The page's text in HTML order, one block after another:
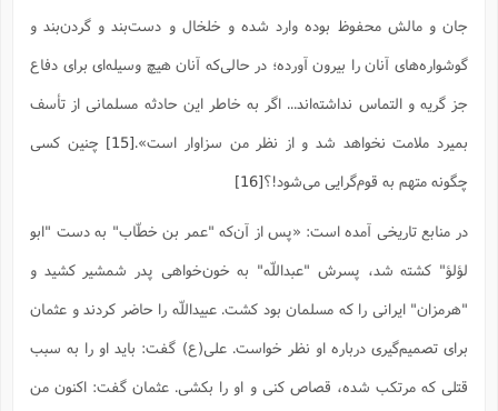
جان و مالش محفوظ بوده وارد شده و خلخال و دست‌بند و گردن‌بند و
گوشواره‌های آنان را بیرون آورده؛ در حالی‌که آنان هیچ وسیله‌ای برای دفاع
جز گریه و التماس نداشته‌اند... اگر به خاطر این حادثه مسلمانی از تأسف
بمیرد ملامت نخواهد شد و از نظر من سزاوار است».[15]
چنین کسی
چگونه متهم به قوم‌گرایی می‌شود!؟[16]
در منابع تاریخی آمده است: «پس از آن‌که "عمر بن خطّاب" به دست "ابو
لؤلؤ" کشته شد، پسرش "عبداللّه" به خون‌خواهى پدر شمشیر کشید و
"هرمزان" ایرانى را که مسلمان بود کشت. عبیداللّه را حاضر کردند و عثمان
براى تصمیم‌گیرى درباره او نظر خواست. على(ع) گفت: باید او را به سبب
قتلى که مرتکب شده، قصاص کنى و او را بکشى. عثمان گفت: اکنون من